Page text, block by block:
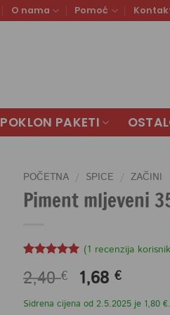
O nama Pomoć
POKLON PAKETI
POČETNA / SPICE / ZAČINI
Piment mljeveni
ocjena:5
od ukupno
5 (
korisnika)
(1 recenzija
2,40€ Izvorna
cijena
1,68€
cijena
Sidrena cijena od 2.5.2025 je 1,80 €.